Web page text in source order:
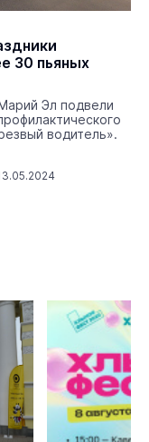
30 пьяных
Эл подвели
водитель».